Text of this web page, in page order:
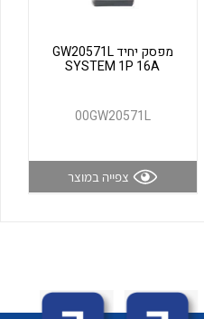
מפסק יחיד GW20571L
SYSTEM 1P 16A
00GW20571L
צפייה במוצר